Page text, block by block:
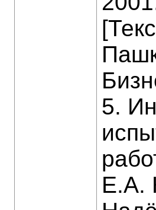
5.
Е.А.